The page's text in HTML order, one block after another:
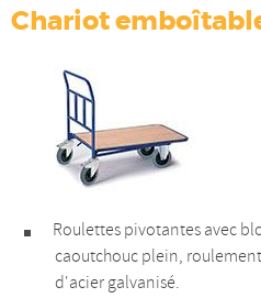
Chariot
Roulettes pivotantes avec
caoutchouc plein,
d'acier galvanisé.